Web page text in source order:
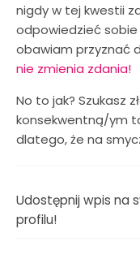
nigdy w tej kwestii
odpowiedzieć
obawiam przyznać
nie zmienia zdania!
No to jak? Szukasz
konsekwentną/ym
dlatego, że na
Udostępnij wpis na
profilu!